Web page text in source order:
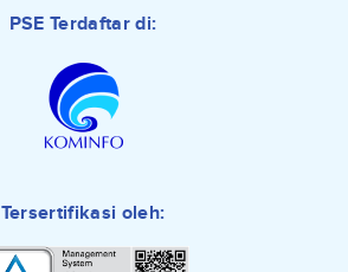
PSE Terdaftar di:
Tersertifikasi oleh: